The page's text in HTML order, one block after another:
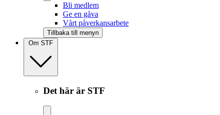
Bli medlem
Ge en gåva
Vårt påverkansarbete
Tillbaka till menyn
Om STF
Det här är STF